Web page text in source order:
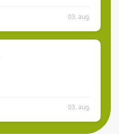
03. aug.
03. aug.